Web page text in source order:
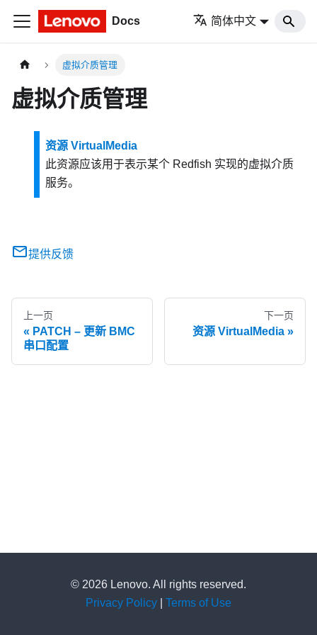
Docs 简体中文
虚拟介质管理
虚拟介质管理
资源 VirtualMedia
此资源应该用于表示某个 Redfish 实现的虚拟介质
服务。
提供反馈
上一页
PATCH – 更新 BMC
串口配置
下一页
资源 VirtualMedia
© 2026 Lenovo. All rights reserved.
Privacy Policy
Terms of Use